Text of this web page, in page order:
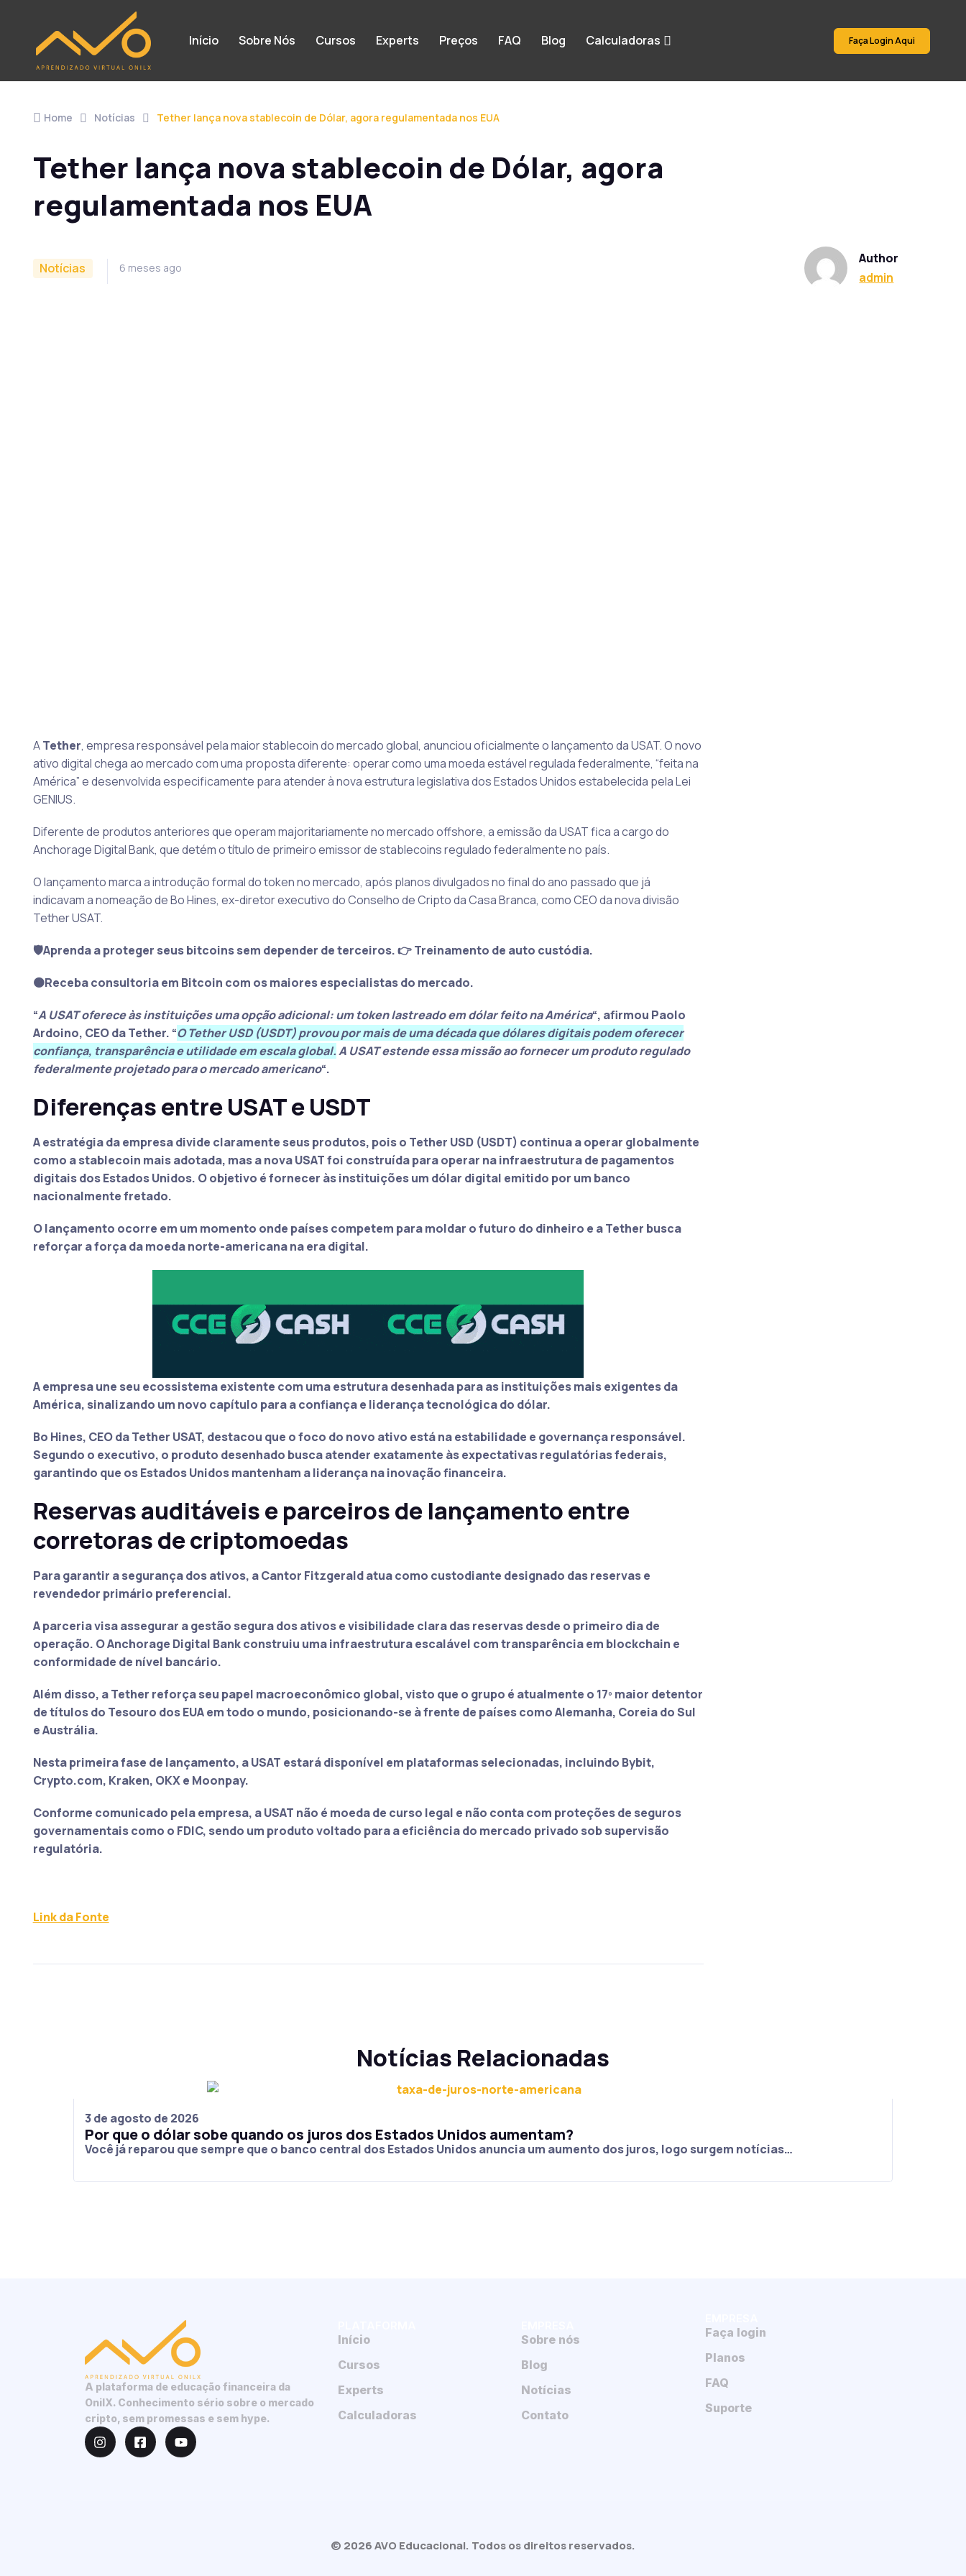
Início Sobre Nós Cursos Experts Preços FAQ Blog Calculadoras Faça Login Aqui
Home Notícias Tether lança nova stablecoin de Dólar, agora regulamentada nos EUA
Tether lança nova stablecoin de Dólar, agora
regulamentada nos EUA
Notícias 6 meses ago
Author
admin
ATether, empresa responsável pela maior stablecoin do mercado global, anunciou oficialmente o lançamento da USAT. O novo
ativo digital chega ao mercado com uma proposta diferente: operar como uma moeda estável regulada federalmente, “feita na
América” e desenvolvida especificamente para atender à nova estrutura legislativa dos Estados Unidos estabelecida pela Lei
GENIUS.
Diferente de produtos anteriores que operam majoritariamente no mercado offshore, a emissão da USAT fica a cargo do
Anchorage Digital Bank, que detém o título de primeiro emissor de stablecoins regulado federalmente no país.
O lançamento marca a introdução formal do token no mercado, após planos divulgados no final do ano passado que já
indicavam a nomeação de Bo Hines, ex-diretor executivo do Conselho de Cripto da Casa Branca, como CEO da nova divisão
Tether USAT.
🛡️Aprenda a proteger seus bitcoins sem depender de terceiros. 👉 Treinamento de auto custódia.
🟠Receba consultoria em Bitcoin com os maiores especialistas do mercado.
“A USAT oferece às instituições uma opção adicional: um token lastreado em dólar feito na América“, afirmou Paolo
Ardoino, CEO da Tether. “O Tether USD (USDT) provou por mais de uma década que dólares digitais podem oferecer
confiança, transparência e utilidade em escala global.A USAT estende essa missão ao fornecer um produto regulado
federalmente projetado para o mercado americano“.
Diferenças entre USAT e USDT
A estratégia da empresa divide claramente seus produtos, pois o Tether USD (USDT) continua a operar globalmente
como a stablecoin mais adotada, mas a nova USAT foi construída para operar na infraestrutura de pagamentos
digitais dos Estados Unidos. O objetivo é fornecer às instituições um dólar digital emitido por um banco
nacionalmente fretado.
O lançamento ocorre em um momento onde países competem para moldar o futuro do dinheiro e a Tether busca
reforçar a força da moeda norte-americana na era digital.
A empresa une seu ecossistema existente com uma estrutura desenhada para as instituições mais exigentes da
América, sinalizando um novo capítulo para a confiança e liderança tecnológica do dólar.
Bo Hines, CEO da Tether USAT, destacou que o foco do novo ativo está na estabilidade e governança responsável.
Segundo o executivo, o produto desenhado busca atender exatamente às expectativas regulatórias federais,
garantindo que os Estados Unidos mantenham a liderança na inovação financeira.
Reservas auditáveis e parceiros de lançamento entre
corretoras de criptomoedas
Para garantir a segurança dos ativos, a Cantor Fitzgerald atua como custodiante designado das reservas e
revendedor primário preferencial.
A parceria visa assegurar a gestão segura dos ativos e visibilidade clara das reservas desde o primeiro dia de
operação. O Anchorage Digital Bank construiu uma infraestrutura escalável com transparência em blockchain e
conformidade de nível bancário.
Além disso, a Tether reforça seu papel macroeconômico global, visto que o grupo é atualmente o 17º maior detentor
de títulos do Tesouro dos EUA em todo o mundo, posicionando-se à frente de países como Alemanha, Coreia do Sul
e Austrália.
Nesta primeira fase de lançamento, aUSAT estará disponível em plataformas selecionadas, incluindo Bybit,
Crypto.com, Kraken, OKX e Moonpay.
Conforme comunicado pela empresa, a USAT não é moeda de curso legal e não conta com proteções de seguros
governamentais como o FDIC, sendo um produto voltado para a eficiência do mercado privado sob supervisão
regulatória.
Link da Fonte
Notícias Relacionadas
3 de agosto de 2026
Por que o dólar sobe quando os juros dos Estados Unidos aumentam?
Você já reparou que sempre que o banco central dos Estados Unidos anuncia um aumento dos juros, logo surgem notícias…
A plataforma de educação financeira da
OnilX. Conhecimento sério sobre o mercado
cripto, sem promessas e sem hype.
Início
Cursos
Experts
Calculadoras
Sobre nós
Blog
Notícias
Contato
Faça login
Planos
FAQ
Suporte
© 2026 AVO Educacional. Todos os direitos reservados.